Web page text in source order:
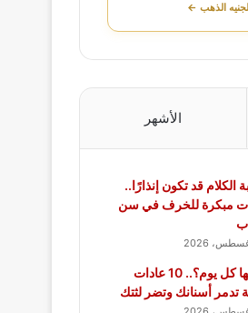
الذهب ←
الأشهر
الكلام قد تكون إنذارًا..
مبكرة للخرف في سن
بتعملها كل يوم؟.. 10 عادات
تدمر أسنانك وتضر لثتك